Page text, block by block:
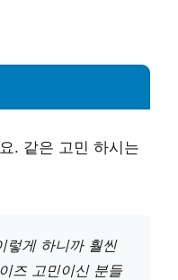
. 같은 고민 하시는
렇게 하니까 훨씬
즈 고민이신 분들